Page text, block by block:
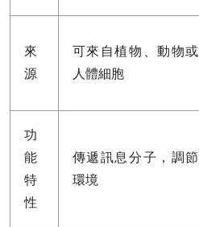
來
源
可來自植物、動物或
人體細胞
功
能
特
性
傳遞訊息分子，調節
環境